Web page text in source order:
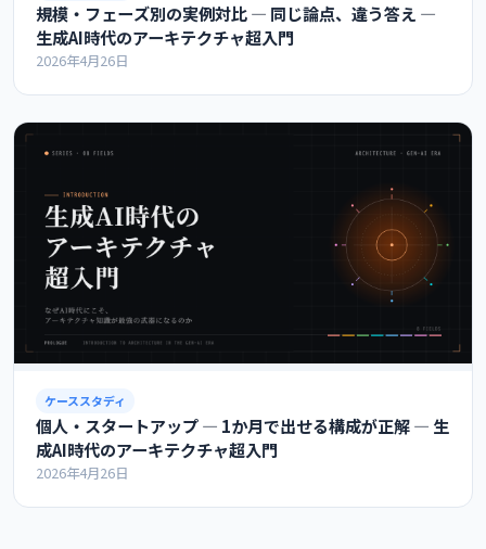
規模・フェーズ別の実例対比 ― 同じ論点、違う答え ―
生成AI時代のアーキテクチャ超入門
2026年4月26日
ケーススタディ
個人・スタートアップ ― 1か月で出せる構成が正解 ― 生
成AI時代のアーキテクチャ超入門
2026年4月26日